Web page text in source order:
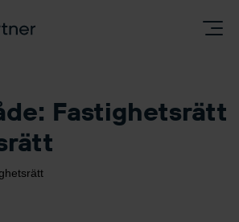
Fastighetsrätt